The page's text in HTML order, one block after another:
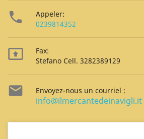

Appeler:
0239814352

Fax:
Stefano Cell. 3282389129
 Envoyez-nous un courriel :
info@ilmercantedeinavigli.it